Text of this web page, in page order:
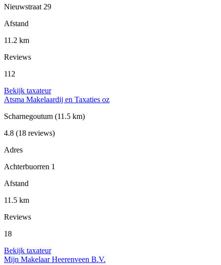
Nieuwstraat 29
Afstand
11.2 km
Reviews
112
Bekijk taxateur
Atsma Makelaardij en Taxaties oz
Scharnegoutum (11.5 km)
4.8 (18 reviews)
Adres
Achterbuorren 1
Afstand
11.5 km
Reviews
18
Bekijk taxateur
Mijn Makelaar Heerenveen B.V.